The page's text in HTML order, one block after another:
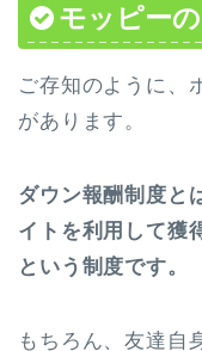
モッピー
ご存知のように、
があります。
ダウン報酬制度と
イトを利用して獲
という制度です。
もちろん、友達自